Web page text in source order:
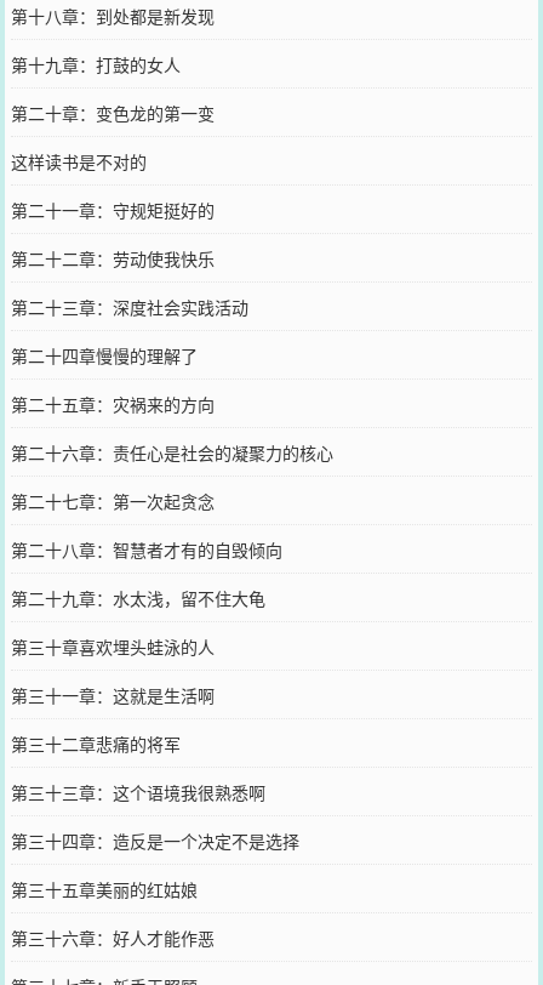
第十八章：到处都是新发现
第十九章：打鼓的女人
第二十章：变色龙的第一变
这样读书是不对的
第二十一章：守规矩挺好的
第二十二章：劳动使我快乐
第二十三章：深度社会实践活动
第二十四章慢慢的理解了
第二十五章：灾祸来的方向
第二十六章：责任心是社会的凝聚力的核心
第二十七章：第一次起贪念
第二十八章：智慧者才有的自毁倾向
第二十九章：水太浅，留不住大龟
第三十章喜欢埋头蛙泳的人
第三十一章：这就是生活啊
第三十二章悲痛的将军
第三十三章：这个语境我很熟悉啊
第三十四章：造反是一个决定不是选择
第三十五章美丽的红姑娘
第三十六章：好人才能作恶